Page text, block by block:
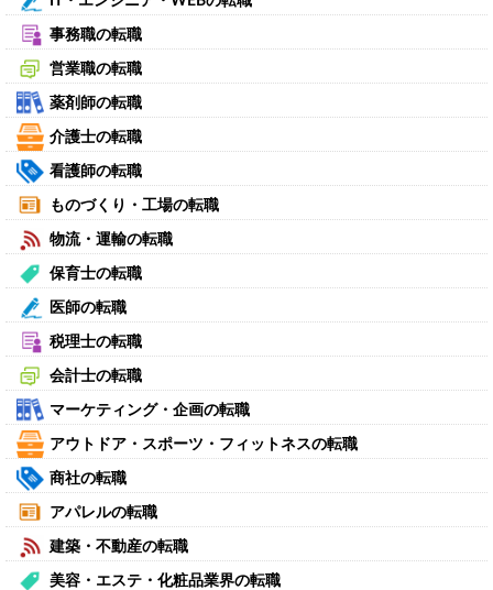
事務職の転職
営業職の転職
薬剤師の転職
介護士の転職
看護師の転職
ものづくり・工場の転職
物流・運輸の転職
保育士の転職
医師の転職
税理士の転職
会計士の転職
マーケティング・企画の転職
アウトドア・スポーツ・フィットネスの転職
商社の転職
アパレルの転職
建築・不動産の転職
美容・エステ・化粧品業界の転職